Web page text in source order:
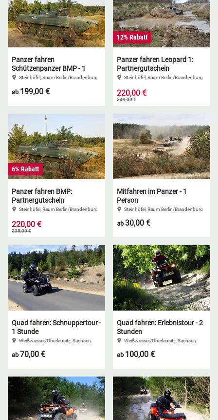
Panzer fahren
Schützenpanzer BMP - 1
Selbstfahrer
Steinhöfel, Raum Berlin/Brandenburg
ab 199,00 €
12% Rabatt
Panzer fahren Leopard 1:
Partnergutschein
Steinhöfel, Raum Berlin/Brandenburg
220,00 €
249,00 €
6% Rabatt
Panzer fahren BMP:
Partnergutschein
Steinhöfel, Raum Berlin/Brandenburg
220,00 €
235,00 €
Mitfahren im Panzer - 1
Person
Steinhöfel, Raum Berlin/Brandenburg
ab30,00 €
Quad fahren: Schnuppertour -
1 Stunde
Weißwasser/Oberlausitz, Sachsen
ab70,00 €
Quad fahren: Erlebnistour - 2
Stunden
Weißwasser/Oberlausitz, Sachsen
ab 100,00 €